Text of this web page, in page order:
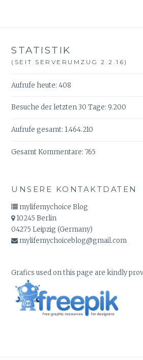
STATISTIK
(SEIT SERVERUMZUG 2.2.16)
Aufrufe heute:408
Besuche der letzten 30 Tage:9.200
Aufrufe gesamt: 1.464.210
Gesamt Kommentare:765
UNSERE KONTAKTDATEN
mylifemychoice Blog
10245 Berlin
04275 Leipzig (Germany)
mylifemychoiceblog@gmail.com
Grafics used on this page are kindly